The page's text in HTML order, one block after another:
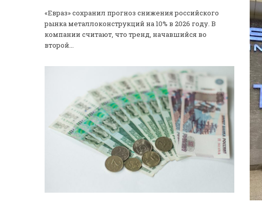
«Евраз» сохранил прогноз снижения российского
рынка металлоконструкций на 10% в 2026 году. В
компании считают, что тренд, начавшийся во
второй...